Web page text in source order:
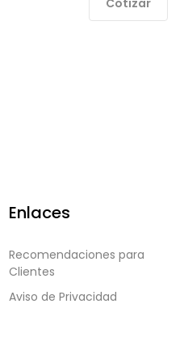
Cotizar
Enlaces
Recomendaciones para
Clientes
Aviso de Privacidad